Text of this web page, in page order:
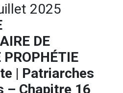
2025
DE
PROPHÉTIE
| Patriarches
– Chapitre 16